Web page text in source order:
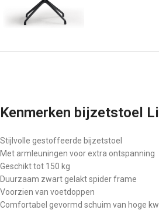
Kenmerken bijzetstoel
Stijlvolle gestoffeerde bijzetstoel
Met armleuningen voor extra ontspanning
Geschikt tot 150 kg
Duurzaam zwart gelakt spider frame
Voorzien van voetdoppen
Comfortabel gevormd schuim van hoge